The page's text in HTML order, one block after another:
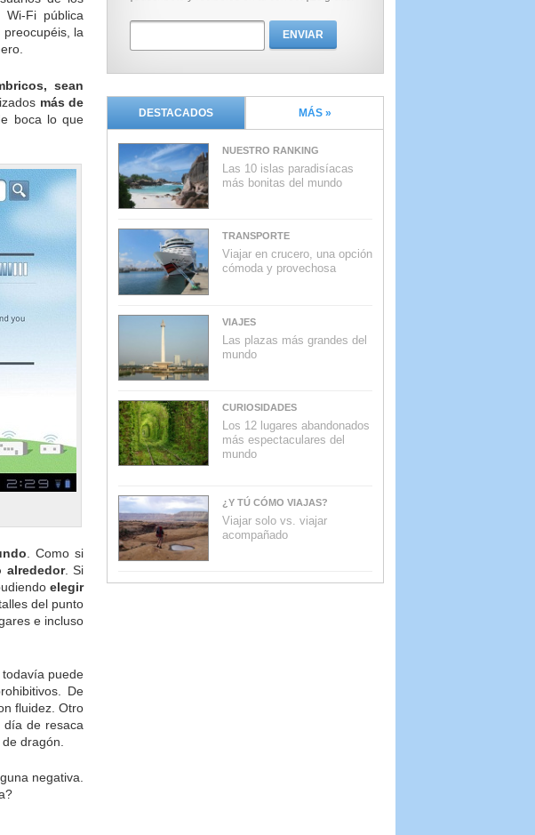
Fi pública
la
sean
más de
boca lo que
. Como si
alrededor. Si
elegir
del punto
e incluso
puede
De
fluidez. Otro
de resaca
dragón.
negativa.
DESTACADOS MÁS »
NUESTRO RANKING
Las 10 islas paradisíacas
más bonitas del mundo
TRANSPORTE
Viajar en crucero, una opción
cómoda y provechosa
VIAJES
Las plazas más grandes del
mundo
CURIOSIDADES
Los 12 lugares abandonados
más espectaculares del
mundo
¿Y TÚ CÓMO VIAJAS?
Viajar solo vs. viajar
acompañado